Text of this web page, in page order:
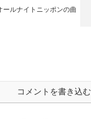
ールナイトニッポンの曲
コメントを書き込む